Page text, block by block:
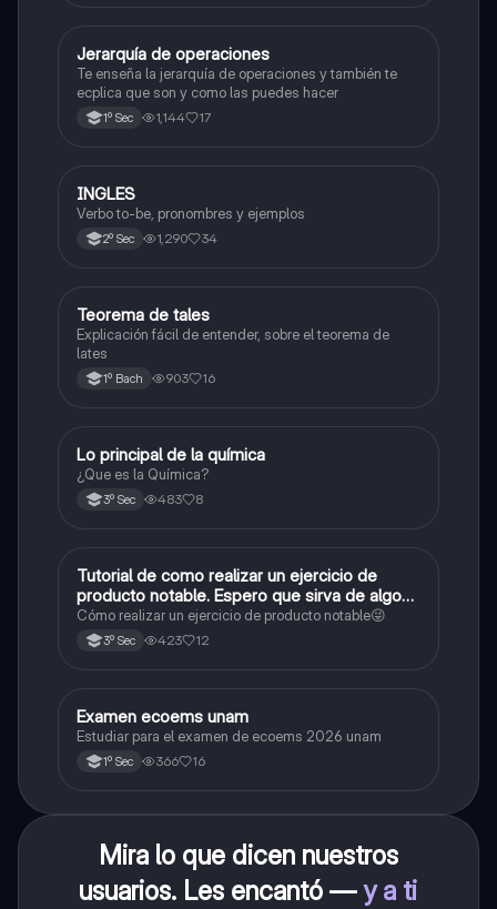
Matemáticas
Jerarquía de operaciones
Te enseña la jerarquía de operaciones y también te
ecplica que son y como las puedes hacer
1º Sec 1,144 17
Inglés
INGLES
Verbo to-be, pronombres y ejemplos
2º Sec 1,290 34
Matemáticas
Teorema de tales
Explicación fácil de entender, sobre el teorema de
lates
1º Bach 903 16
Química
Lo principal de la química
¿Que es la Química?
3º Sec 483 8
Matemáticas
Tutorial de como realizar un ejercicio de
producto notable. Espero que sirva de algo💕
😜
Cómo realizar un ejercicio de producto notable😜
3º Sec 423 12
Español
Examen ecoems unam
Estudiar para el examen de ecoems 2026 unam
1º Sec 366 16
Mira lo que dicen nuestros
usuarios. Les encantó —y a ti